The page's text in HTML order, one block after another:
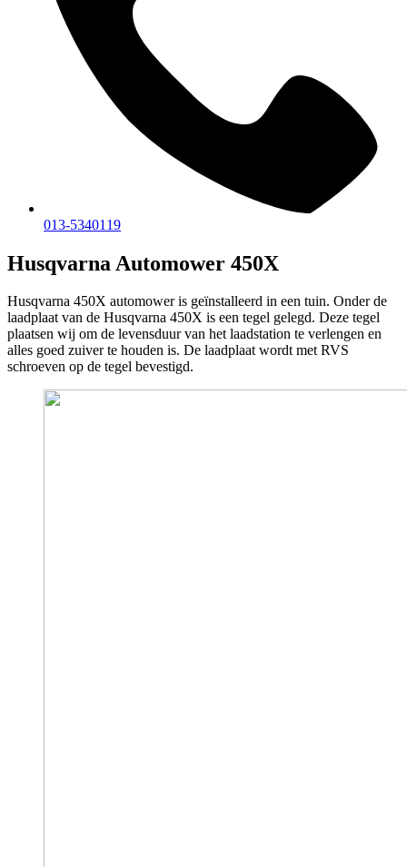
013-5340119
Husqvarna Automower 450X
Husqvarna 450X automower is geïnstalleerd in een tuin. Onder de
laadplaat van de Husqvarna 450X is een tegel gelegd. Deze tegel
plaatsen wij om de levensduur van het laadstation te verlengen en
alles goed zuiver te houden is. De laadplaat wordt met RVS
schroeven op de tegel bevestigd.